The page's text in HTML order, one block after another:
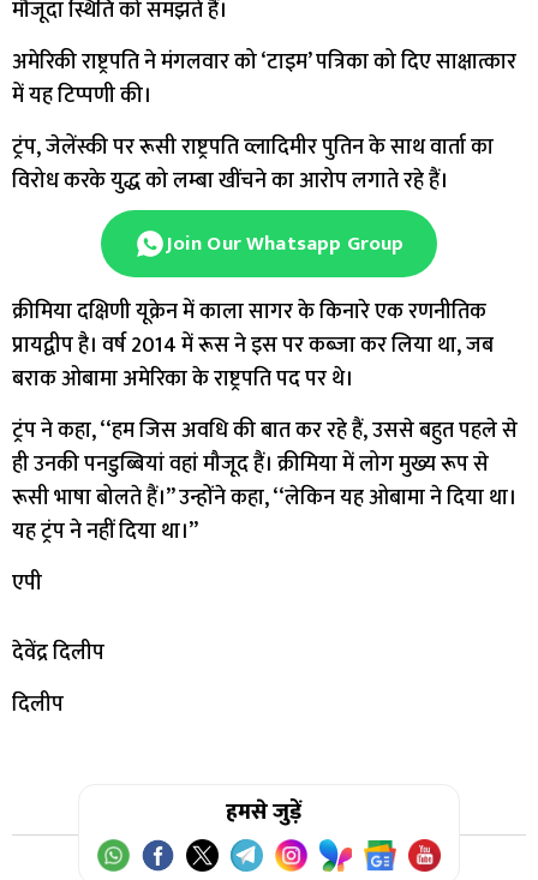
मौजूदा स्थिति को समझते हैं।
अमेरिकी राष्ट्रपति ने मंगलवार को ‘टाइम’ पत्रिका को दिए साक्षात्कार
में यह टिप्पणी की।
ट्रंप, जेलेंस्की पर रूसी राष्ट्रपति व्लादिमीर पुतिन के साथ वार्ता का
विरोध करके युद्ध को लम्बा खींचने का आरोप लगाते रहे हैं।
Join Our Whatsapp Group
क्रीमिया दक्षिणी यूक्रेन में काला सागर के किनारे एक रणनीतिक
प्रायद्वीप है। वर्ष 2014 में रूस ने इस पर कब्जा कर लिया था, जब
बराक ओबामा अमेरिका के राष्ट्रपति पद पर थे।
ट्रंप ने कहा, ‘‘हम जिस अवधि की बात कर रहे हैं, उससे बहुत पहले से
ही उनकी पनडुब्बियां वहां मौजूद हैं। क्रीमिया में लोग मुख्य रूप से
रूसी भाषा बोलते हैं।’’ उन्होंने कहा, ‘‘लेकिन यह ओबामा ने दिया था।
यह ट्रंप ने नहीं दिया था।’’
एपी
देवेंद्र दिलीप
दिलीप
हमसे जुड़ें